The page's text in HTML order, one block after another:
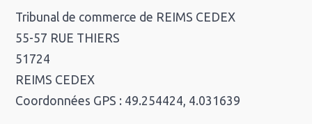
Tribunal de commerce de REIMS CEDEX
55-57 RUE THIERS
51724
REIMS CEDEX
Coordonnées GPS : 49.254424, 4.031639